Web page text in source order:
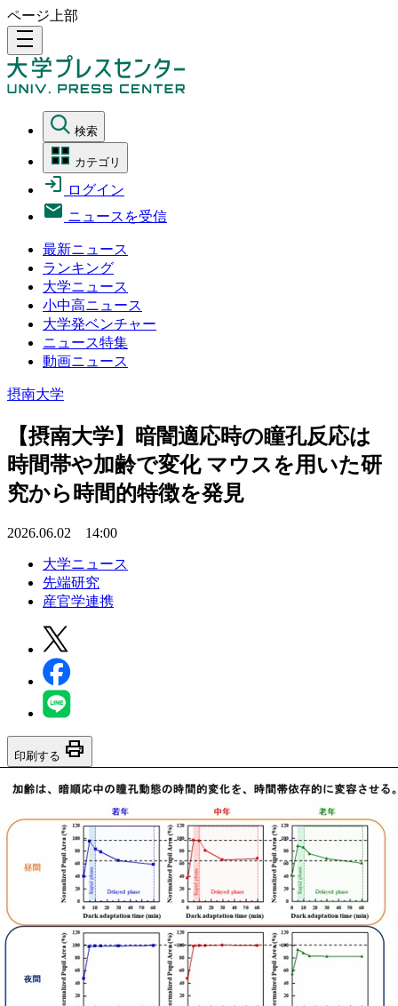
ページ上部
density_medium
検索
カテゴリ
ログイン
ニュースを受信
最新ニュース
ランキング
大学ニュース
小中高ニュース
大学発ベンチャー
ニュース特集
動画ニュース
摂南大学
【摂南大学】暗闇適応時の瞳孔反応は
時間帯や加齢で変化 マウスを用いた研
究から時間的特徴を発見
2026.06.02 14:00
大学ニュース
先端研究
産官学連携
印刷する print